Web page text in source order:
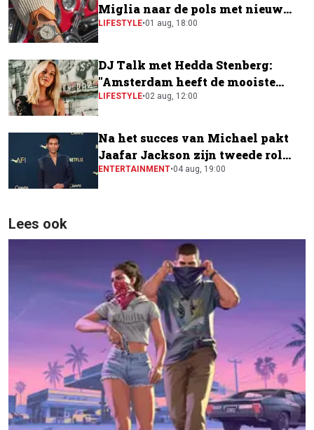
Miglia naar de pols met nieuw
horloge
LIFESTYLE•01 aug, 18:00
DJ Talk met Hedda Stenberg:
"Amsterdam heeft de mooiste
festivalscene van Europa"
LIFESTYLE•02 aug, 12:00
Na het succes van Michael pakt
Jaafar Jackson zijn tweede rol
naast Will Smith
ENTERTAINMENT•04 aug, 19:00
Lees ook